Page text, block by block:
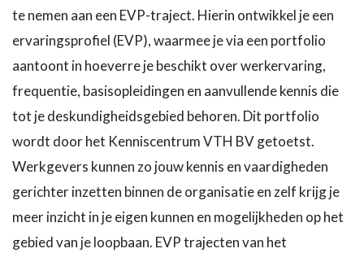
te nemen aan een EVP-traject. Hierin ontwikkel je een
ervaringsprofiel (EVP), waarmee je via een portfolio
aantoont in hoeverre je beschikt over werkervaring,
frequentie, basisopleidingen en aanvullende kennis die
tot je deskundigheidsgebied behoren. Dit portfolio
wordt door het Kenniscentrum VTH BV getoetst.
Werkgevers kunnen zo jouw kennis en vaardigheden
gerichter inzetten binnen de organisatie en zelf krijg je
meer inzicht in je eigen kunnen en mogelijkheden op het
gebied van je loopbaan. EVP trajecten van het